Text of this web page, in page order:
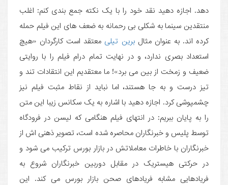
دهد. اجازه دهید نقد خود را با یک نکته جمع بندی کنم: اغلب
منتقدین سینما به شکلی بی رحمانه به ضعف های این فیلم حمله
کرده اند. به عنوان مثالبرین تیلی معتقد است کارگردان «هیچ
استعداد بصری ندارد، و در نهایت تمام درام فیلم را با روایتی
ضعیف و زمخت از بین می برد»! ما معتقدیم این انتقادات تند و
تیز درست و به جا هستند، اما نباید از نقاط مثبت فیلم نیز
چشمپوشی کرد. اجازه دهید با اشاره به یک سکانس زیبا این متن
را به پایان ببریم: در انتهای فیلم هنگامی که لیسن در فرودگاه
توسط پلیس و خبرنگاران محاصره شده است، تصویر ذهنی اش از
خبرنگاران با خاطرات معاملاتش در بازار بورس ترکیب می شود و
در حرکتی هیستریک در مقابل دوربین خبرنگاران شروع به
فریادهایی مشابه فریادهای صحن بازار بورس می کند. این